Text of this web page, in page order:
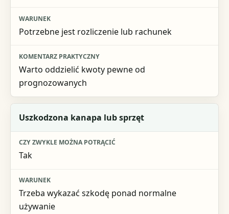
Potrzebne jest rozliczenie lub rachunek
Warto oddzielić kwoty pewne od
prognozowanych
Uszkodzona kanapa lub sprzęt
Tak
Trzeba wykazać szkodę ponad normalne
używanie